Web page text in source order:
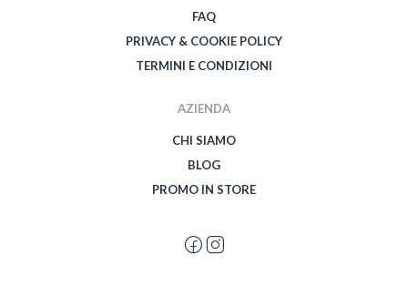
FAQ
PRIVACY & COOKIE POLICY
TERMINI E CONDIZIONI
AZIENDA
CHI SIAMO
BLOG
PROMO IN STORE